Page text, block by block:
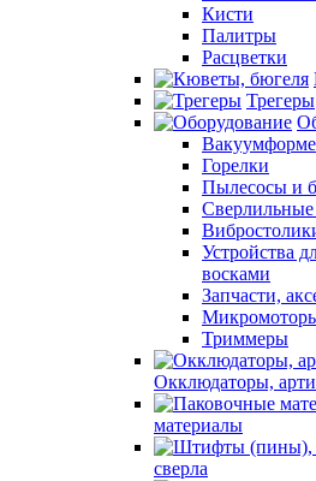
Кисти
Палитры
Расцветки
Трегеры
Горелки
Пылесосы и
Сверлильные
Устройства
восками
Запчасти,
Триммеры
Окклюдаторы,
материалы
сверла